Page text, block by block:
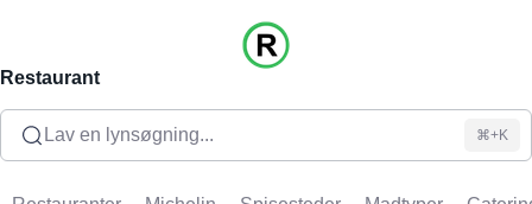
Restaurant
Lav en lynsøgning... ⌘+K